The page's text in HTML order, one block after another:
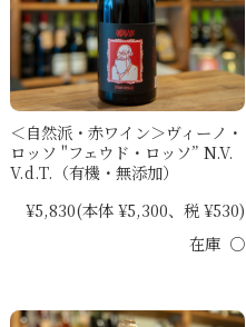
＜自然派・赤ワイン＞ヴィーノ・
ロッソ "フェウド・ロッソ” N.V.
V.d.T.（有機・無添加）
¥5,830(本体 ¥5,300、税 ¥530)
在庫 ○